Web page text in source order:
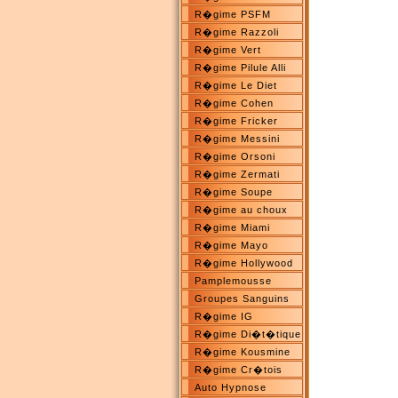
R�gime PSFM
R�gime Razzoli
R�gime Vert
R�gime Pilule Alli
R�gime Le Diet
R�gime Cohen
R�gime Fricker
R�gime Messini
R�gime Orsoni
R�gime Zermati
R�gime Soupe
R�gime au choux
R�gime Miami
R�gime Mayo
R�gime Hollywood
Pamplemousse
Groupes Sanguins
R�gime IG
R�gime Di�t�tique
R�gime Kousmine
R�gime Cr�tois
Auto Hypnose